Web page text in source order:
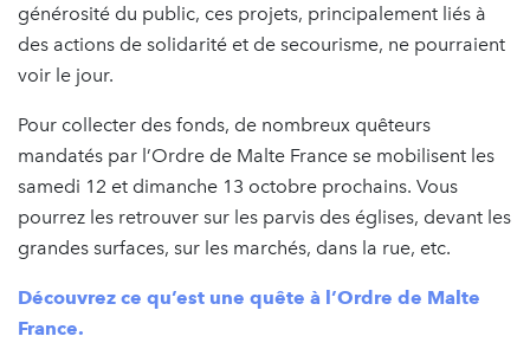
générosité du public, ces projets, principalement liés à
des actions de solidarité et de secourisme, ne pourraient
voir le jour.
Pour collecter des fonds, de nombreux quêteurs
mandatés par l’Ordre de Malte France se mobilisent les
samedi 12 et dimanche 13 octobre prochains. Vous
pourrez les retrouver sur les parvis des églises, devant les
grandes surfaces, sur les marchés, dans la rue, etc.
Découvrez ce qu’est une quête à l’Ordre de Malte
France.